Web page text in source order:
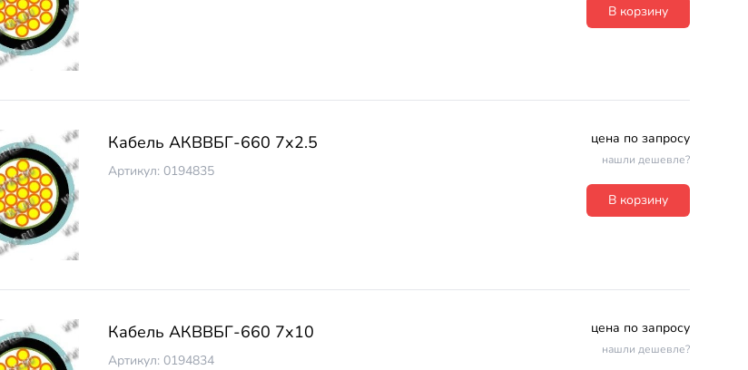
В корзину
Кабель АКВВБГ-660 7х2.5
Артикул: 0194835
цена по запросу
нашли дешевле?
В корзину
Кабель АКВВБГ-660 7х10
Артикул: 0194834
цена по запросу
нашли дешевле?